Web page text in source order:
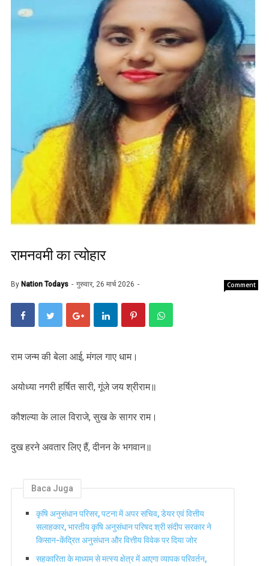
रामनवमी का त्योहार
By Nation Todays गुरुवार, 26 मार्च 2026 Comment
राम जन्म की बेला आई, मंगल गाए धाम।
अयोध्या नगरी हर्षित सारी, गूंजे जय श्रीराम॥
कौशल्या के लाल विराजे, सुख के सागर राम।
दुख हरने अवतार लिए हैं, दीनन के भगवान॥
Baca Juga
कृषि अनुसंधान परिसर, पटना में अपर सचिव, डेयर एवं वित्तीय
सलाहकार, भारतीय कृषि अनुसंधान परिषद श्री संदीप सरकार ने
किसान-केंद्रित अनुसंधान और वित्तीय विवेक पर दिया जोर
सहकारिता के माध्यम से मत्स्य क्षेत्र में आएगा व्यापक परिवर्तन,